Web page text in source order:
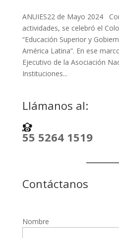
ANUIES22 de Mayo 2024
actividades, se celebró el
“Educación Superior y
América Latina”. En ese
Ejecutivo de la Asociación
Instituciones...
Llámanos al:
55 5264 1519
Contáctanos
Nombre